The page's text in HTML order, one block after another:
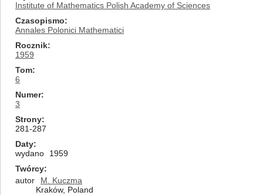
Institute of Mathematics Polish Academy of Sciences
Czasopismo
Annales Polonici Mathematici
Rocznik
1959
Tom
6
Numer
3
Strony
281-287
Daty
wydano
1959
Twórcy
autor
M. Kuczma
Kraków, Poland